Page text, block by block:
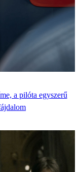
a pilóta egyszerű